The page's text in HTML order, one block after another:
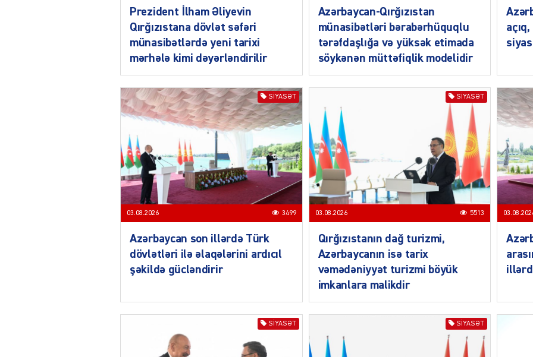
Prezident İlham Əliyevin
Qırğızıstana dövlət səfəri
münasibətlərdə yeni tarixi
mərhələ kimi dəyərləndirilir
Azərbaycan-Qırğızıstan
münasibətləri bərabərhüquqlu
tərəfdaşlığa və yüksək etimada
söykənən müttəfiqlik modelidir
SIYASƏT
03.08.2026 3499
Azərbaycan son illərdə Türk
dövlətləri ilə əlaqələrini ardıcıl
şəkildə gücləndirir
SIYASƏT
03.08.2026 5513
Qırğızıstanın dağ turizmi,
Azərbaycanın isə tarix
vəmədəniyyət turizmi böyük
imkanlara malikdir
SIYASƏT SIYASƏT